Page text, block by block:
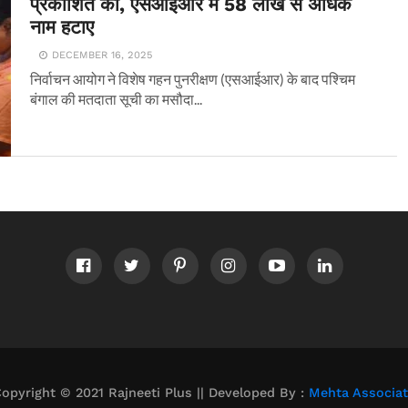
प्रकाशित की, एसआईआर में 58 लाख से अधिक
नाम हटाए
DECEMBER 16, 2025
निर्वाचन आयोग ने विशेष गहन पुनरीक्षण (एसआईआर) के बाद पश्चिम
बंगाल की मतदाता सूची का मसौदा...
© 2021 Rajneeti Plus || Developed By : Mehta